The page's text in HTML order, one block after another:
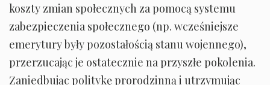
koszty zmian społecznych za pomocą systemu
zabezpieczenia społecznego (np. wcześniejsze
emerytury były pozostałością stanu wojennego),
przerzucając je ostatecznie na przyszłe pokolenia.
Zaniedbując politykę prorodzinną i utrzymując